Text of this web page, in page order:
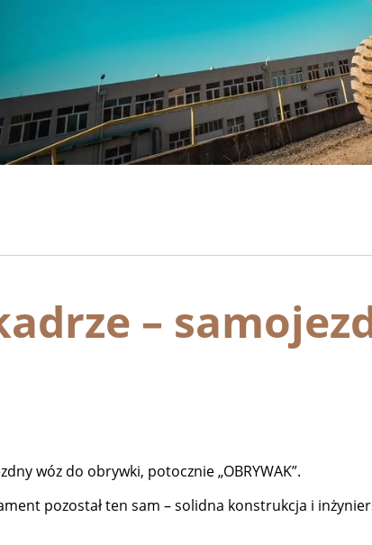
–
wóz do obrywki, potocznie „OBRYWAK”.
pozostał ten sam – solidna konstrukcja i